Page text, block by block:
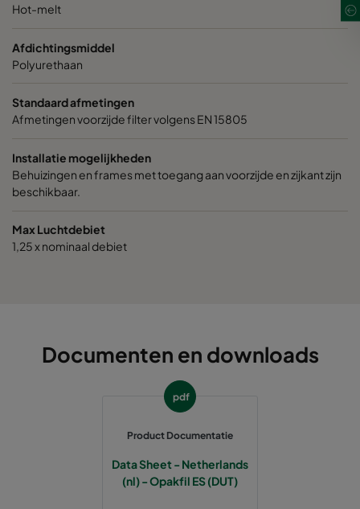
Hot-melt
Afdichtingsmiddel
Polyurethaan
Standaard afmetingen
Afmetingen voorzijde filter volgens EN 15805
Installatie mogelijkheden
Behuizingen en frames met toegang aan voorzijde en zijkant zijn
beschikbaar.
Max Luchtdebiet
1,25 x nominaal debiet
Documenten en downloads
pdf
Product Documentatie
Data Sheet - Netherlands
(nl) - Opakfil ES (DUT)